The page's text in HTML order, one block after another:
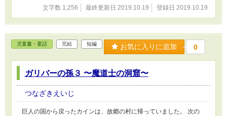
文字数 1,256 最終更新日 2019.10.19 登録日 2019.10.19
児童書・童話 完結 短編 お気に入りに追加 0
ガリバーの孫３ 〜魔道士の洞窟〜
つなざきえいじ
巨人の国から戻ったカインは、故郷の村に帰っていました。 次の